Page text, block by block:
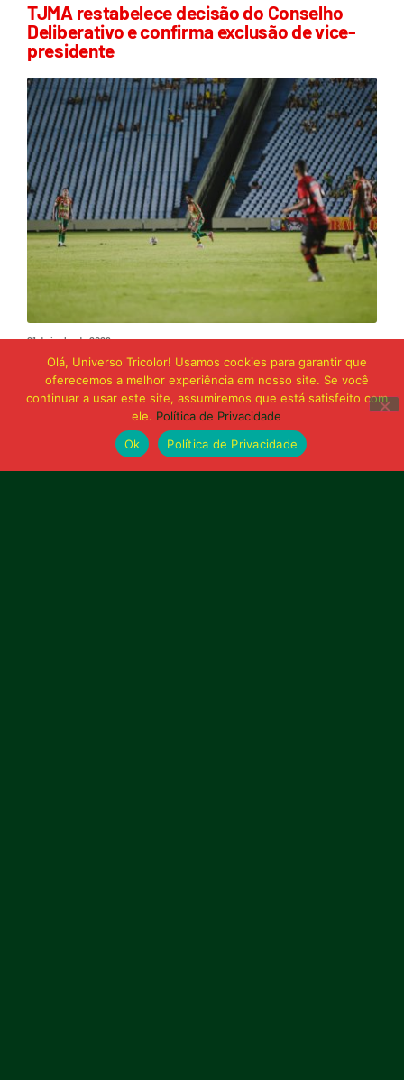
TJMA restabelece decisão do Conselho
Deliberativo e confirma exclusão de vice-
presidente
21 de junho de 2026
Sampaio é superado pelo Trem no Castelão
e buscará reação em Macapá
Olá, Universo Tricolor! Usamos cookies para garantir que
oferecemos a melhor experiência em nosso site. Se você
continuar a usar este site, assumiremos que está satisfeito com
ele. Política de Privacidade
Ok
Política de Privacidade